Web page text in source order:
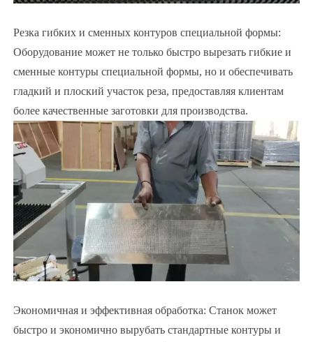
Резка гибких и сменных контуров специальной формы:
Оборудование может не только быстро вырезать гибкие и
сменные контуры специальной формы, но и обеспечивать
гладкий и плоский участок реза, предоставляя клиентам
более качественные заготовки для производства.
Экономичная и эффективная обработка: Станок может
быстро и экономично вырубать стандартные контуры и